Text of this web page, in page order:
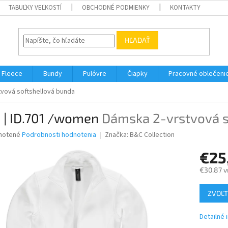
TABUĽKY VEĽKOSTÍ OBCHODNÉ PODMIENKY KONTAKTY
HĽADAŤ
Fleece Bundy Pulóvre Čiapky Pracovné
softshellová bunda
| ID.701 /women Dámska 2-vrstvová
Podrobnosti hodnotenia Značka: B&C Collection
€30,87
cena:
Detailné